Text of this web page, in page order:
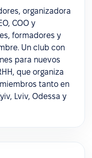
organizadora
COO y
formadores y
Un club con
para nuevos
que organiza
tanto en
Lviv, Odessa y